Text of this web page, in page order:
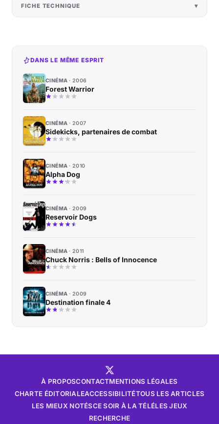
FICHE TECHNIQUE
DANS LE MÊME ESPRIT
CINÉMA 2006
Forest Warrior
CINÉMA 2007
Sidekicks, partenaires de combat
CINÉMA 2010
Alpha Dog
CINÉMA 2009
Reservoir Dogs
CINÉMA 2011
Chuck Norris : Bells of Innocence
CINÉMA 2009
Destination finale 4
À PROPOSCONTACTMENTIONS LÉGALES
CHARTE ÉDITORIALEACCESSIBILITÉTOUS LES ARTICLES
LES MIEUX NOTÉSCE SOIR À LA TÉLÉLES JEUX
RECHERCHE